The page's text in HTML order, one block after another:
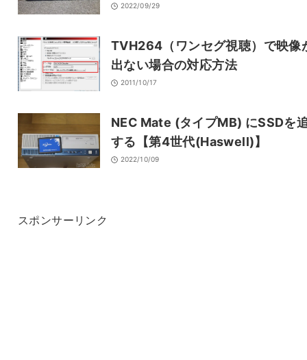
2022/09/29
TVH264（ワンセグ視聴）で映像
出ない場合の対応方法
2011/10/17
NEC Mate (タイプMB) にSSDを
する【第4世代(Haswell)】
2022/10/09
スポンサーリンク